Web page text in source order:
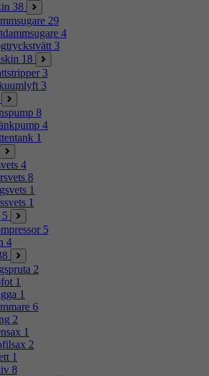
38
29
4
3
18
3
3
8
4
1
4
8
1
1
5
5
4
2
1
1
6
2
1
2
1
8